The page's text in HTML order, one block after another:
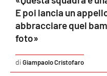
Imprese Di Calabria
Le perfidie di
Venti di comunicazione
E poi lancia un
abbracciare quel
foto»
Giampaolo Cristofaro